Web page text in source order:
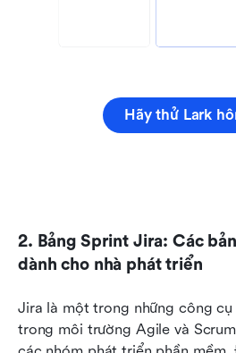
Hãy thử Lark
2. Bảng Sprint Jira: Các
dành cho nhà phát triển
Jira là một trong những công
trong môi trường Agile và